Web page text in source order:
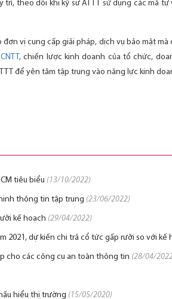
theo dõi khi kỹ sư ATTT sử dụng các mã
vị cung cấp giải pháp, dịch vụ bảo mật
CNTT, chiến lược kinh doanh của tổ chức,
để yên tâm tập trung vào năng lực kinh
tiêu biểu (13/10/2022)
ninh thông tin tập trung (23/06/2022)
kế hoạch (29/04/2022)
2021, dự kiến chi trả cổ tức gấp rưỡi so với kế
cho các công cụ an toàn thông tin (28/04/
hiểu thị trường (15/05/2020)